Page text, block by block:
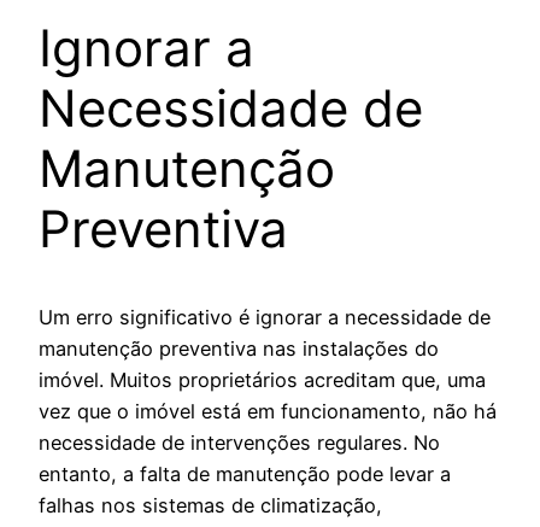
Ignorar a
Necessidade de
Manutenção
Preventiva
Um erro significativo é ignorar a necessidade de
manutenção preventiva nas instalações do
imóvel. Muitos proprietários acreditam que, uma
vez que o imóvel está em funcionamento, não há
necessidade de intervenções regulares. No
entanto, a falta de manutenção pode levar a
falhas nos sistemas de climatização,